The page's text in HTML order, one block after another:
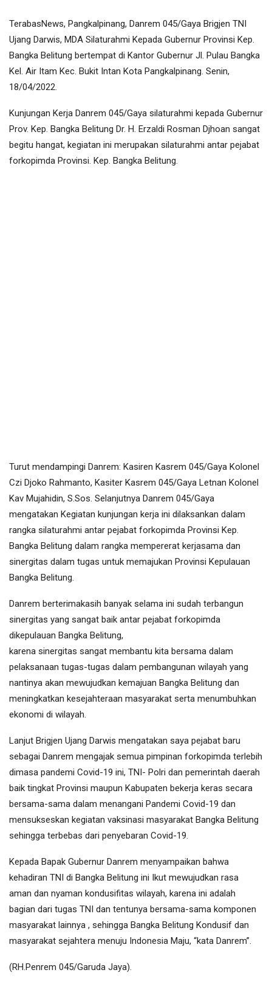
TerabasNews, Pangkalpinang, Danrem 045/Gaya Brigjen TNI
Ujang Darwis, MDA Silaturahmi Kepada Gubernur Provinsi Kep.
Bangka Belitung bertempat di Kantor Gubernur Jl. Pulau Bangka
Kel. Air Itam Kec. Bukit Intan Kota Pangkalpinang. Senin,
18/04/2022.
Kunjungan Kerja Danrem 045/Gaya silaturahmi kepada Gubernur
Prov. Kep. Bangka Belitung Dr. H. Erzaldi Rosman Djhoan sangat
begitu hangat, kegiatan ini merupakan silaturahmi antar pejabat
forkopimda Provinsi. Kep. Bangka Belitung.
Turut mendampingi Danrem: Kasiren Kasrem 045/Gaya Kolonel
Czi Djoko Rahmanto, Kasiter Kasrem 045/Gaya Letnan Kolonel
Kav Mujahidin, S.Sos. Selanjutnya Danrem 045/Gaya
mengatakan Kegiatan kunjungan kerja ini dilaksankan dalam
rangka silaturahmi antar pejabat forkopimda Provinsi Kep.
Bangka Belitung dalam rangka mempererat kerjasama dan
sinergitas dalam tugas untuk memajukan Provinsi Kepulauan
Bangka Belitung.
Danrem berterimakasih banyak selama ini sudah terbangun
sinergitas yang sangat baik antar pejabat forkopimda
dikepulauan Bangka Belitung,
karena sinergitas sangat membantu kita bersama dalam
pelaksanaan tugas-tugas dalam pembangunan wilayah yang
nantinya akan mewujudkan kemajuan Bangka Belitung dan
meningkatkan kesejahteraan masyarakat serta menumbuhkan
ekonomi di wilayah.
Lanjut Brigjen Ujang Darwis mengatakan saya pejabat baru
sebagai Danrem mengajak semua pimpinan forkopimda terlebih
dimasa pandemi Covid-19 ini, TNI- Polri dan pemerintah daerah
baik tingkat Provinsi maupun Kabupaten bekerja keras secara
bersama-sama dalam menangani Pandemi Covid-19 dan
mensukseskan kegiatan vaksinasi masyarakat Bangka Belitung
sehingga terbebas dari penyebaran Covid-19.
Kepada Bapak Gubernur Danrem menyampaikan bahwa
kehadiran TNI di Bangka Belitung ini Ikut mewujudkan rasa
aman dan nyaman kondusifitas wilayah, karena ini adalah
bagian dari tugas TNI dan tentunya bersama-sama komponen
masyarakat lainnya , sehingga Bangka Belitung Kondusif dan
masyarakat sejahtera menuju Indonesia Maju, “kata Danrem”.
(RH.Penrem 045/Garuda Jaya).